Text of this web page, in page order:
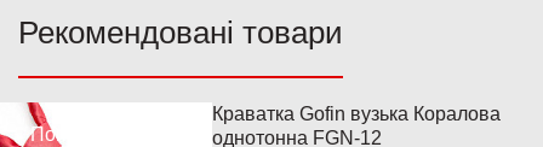
Рекомендовані товари
Популярний
Краватка Gofin вузька Коралова
однотонна FGN-12